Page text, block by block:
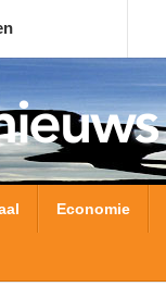
Economie